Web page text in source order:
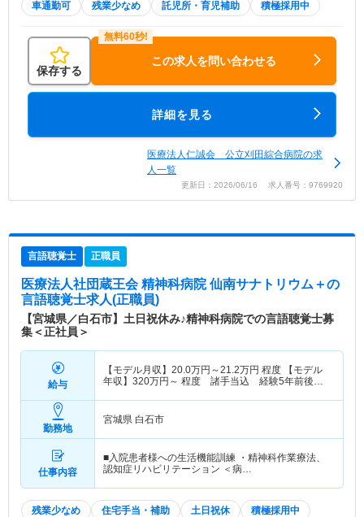
車通勤可 残業少なめ 託児所・育児補助 積極採用中
保存する
この求人を問い合わせる
詳細を見る
医療法人仁誠会 公立刈田綜合病院の求
人一覧
更新日：2026/06/16 求人番号：9769920
言語聴覚士 正職員
医療法人社団蔵王会 精神科病院 仙南サナトリウム＋の
言語聴覚士求人(正職員)
【宮城県／白石市】土日祝休み♪精神科病院での言語聴覚士募
集＜正社員＞
給与
【モデル月収】 20.0万円～21.2万円 程度 【モデル
年収】 320万円～ 程度 諸手当込 経験5年前後モ
勤務地
宮城県 白石市
仕事内容
■入院患者様への生活機能訓練 ・精神科作業療法、
認知症リハビリテーション ＜病…
残業少なめ 住宅手当・補助 土日祝休 積極採用中